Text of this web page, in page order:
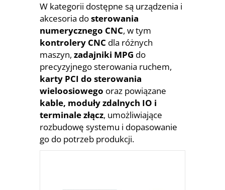
W kategorii dostępne są urządzenia i
akcesoria dosterowania
numerycznego CNC, w tym
kontrolery CNC dla różnych
maszyn, zadajniki MPG do
precyzyjnego sterowania ruchem,
karty PCI do sterowania
wieloosiowego oraz powiązane
kable, moduły zdalnych IO i
terminale złącz, umożliwiające
rozbudowę systemu i dopasowanie
go do potrzeb produkcji.